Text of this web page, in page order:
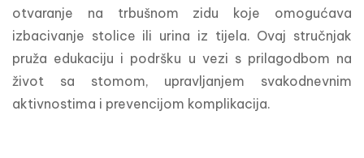
otvaranje na trbušnom zidu koje omogućava
izbacivanje stolice ili urina iz tijela. Ovaj stručnjak
pruža edukaciju i podršku u vezi s prilagodbom na
život sa stomom, upravljanjem svakodnevnim
aktivnostima i prevencijom komplikacija.